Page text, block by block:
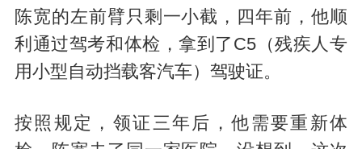
陈宽的左前臂只剩一小截，四年前，他顺
利通过驾考和体检，拿到了C5（残疾人专
用小型自动挡载客汽车）驾驶证。
按照规定，领证三年后，他需要重新体